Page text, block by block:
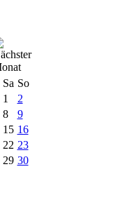
Sa So
1
2
8
9
15 16
22 23
29 30